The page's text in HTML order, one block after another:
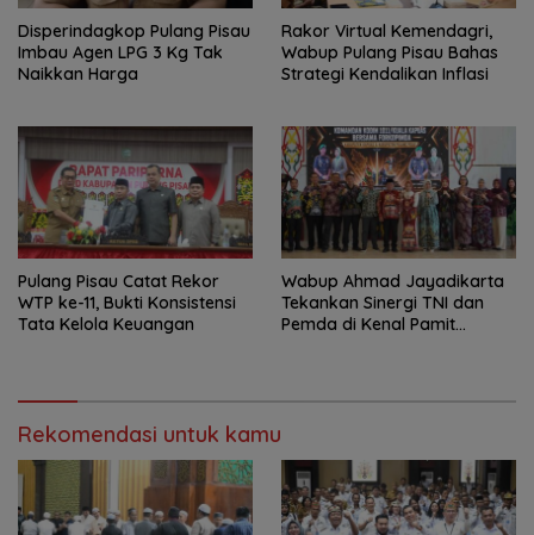
Disperindagkop Pulang Pisau
Imbau Agen LPG 3 Kg Tak
Naikkan Harga
Rakor Virtual Kemendagri,
Wabup Pulang Pisau Bahas
Strategi Kendalikan Inflasi
Pulang Pisau Catat Rekor
WTP ke-11, Bukti Konsistensi
Tata Kelola Keuangan
Wabup Ahmad Jayadikarta
Tekankan Sinergi TNI dan
Pemda di Kenal Pamit
Rekomendasi untuk kamu